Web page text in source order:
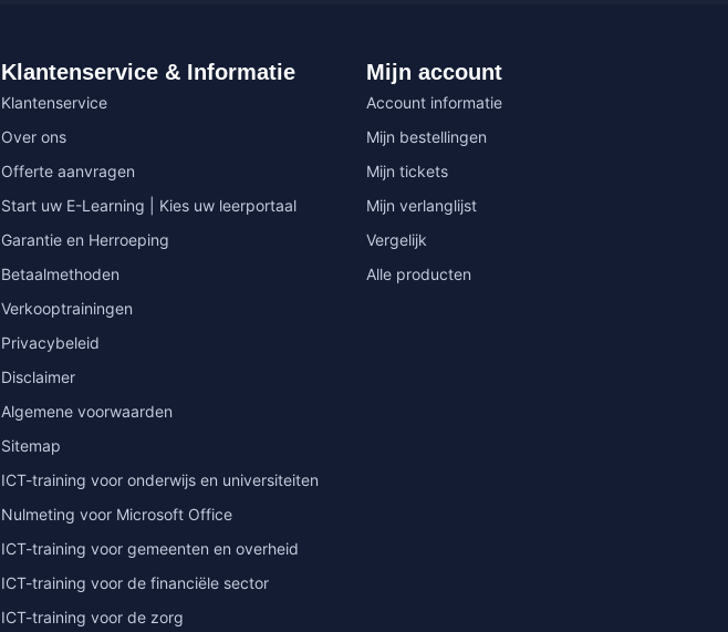
Klantenservice & Informatie
Klantenservice
Over ons
Offerte aanvragen
Start uw E-Learning | Kies uw leerportaal
Garantie en Herroeping
Betaalmethoden
Verkooptrainingen
Privacybeleid
Disclaimer
Algemene voorwaarden
Sitemap
ICT-training voor onderwijs en universiteiten
Nulmeting voor Microsoft Office
ICT-training voor gemeenten en overheid
ICT-training voor de financiële sector
ICT-training voor de zorg
Mijn account
Account informatie
Mijn bestellingen
Mijn tickets
Mijn verlanglijst
Vergelijk
Alle producten